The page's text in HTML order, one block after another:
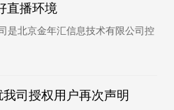
直播环境
北京金年汇信息技术有限公司控
司授权用户再次声明